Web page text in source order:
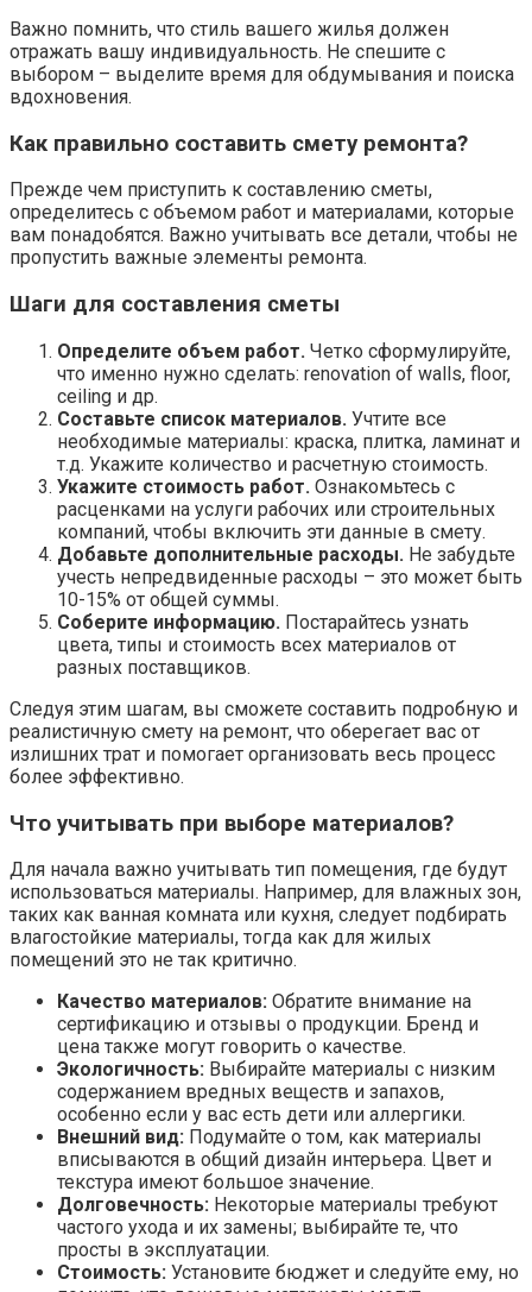
Важно помнить, что стиль вашего жилья должен
отражать вашу индивидуальность. Не спешите с
выбором – выделите время для обдумывания и поиска
вдохновения.
Как правильно составить смету ремонта?
Прежде чем приступить к составлению сметы,
определитесь с объемом работ и материалами, которые
вам понадобятся. Важно учитывать все детали, чтобы не
пропустить важные элементы ремонта.
Шаги для составления сметы
Определите объем работ. Четко сформулируйте,
что именно нужно сделать: renovation of walls, floor,
ceiling и др.
Составьте список материалов. Учтите все
необходимые материалы: краска, плитка, ламинат и
т.д. Укажите количество и расчетную стоимость.
Укажите стоимость работ. Ознакомьтесь с
расценками на услуги рабочих или строительных
компаний, чтобы включить эти данные в смету.
Добавьте дополнительные расходы. Не забудьте
учесть непредвиденные расходы – это может быть
10-15% от общей суммы.
Соберите информацию. Постарайтесь узнать
цвета, типы и стоимость всех материалов от
разных поставщиков.
Следуя этим шагам, вы сможете составить подробную и
реалистичную смету на ремонт, что оберегает вас от
излишних трат и помогает организовать весь процесс
более эффективно.
Что учитывать при выборе материалов?
Для начала важно учитывать тип помещения, где будут
использоваться материалы. Например, для влажных зон,
таких как ванная комната или кухня, следует подбирать
влагостойкие материалы, тогда как для жилых
помещений это не так критично.
Качество материалов: Обратите внимание на
сертификацию и отзывы о продукции. Бренд и
цена также могут говорить о качестве.
Экологичность: Выбирайте материалы с низким
содержанием вредных веществ и запахов,
особенно если у вас есть дети или аллергики.
Внешний вид: Подумайте о том, как материалы
вписываются в общий дизайн интерьера. Цвет и
текстура имеют большое значение.
Долговечность: Некоторые материалы требуют
частого ухода и их замены; выбирайте те, что
просты в эксплуатации.
Стоимость: Установите бюджет и следуйте ему, но